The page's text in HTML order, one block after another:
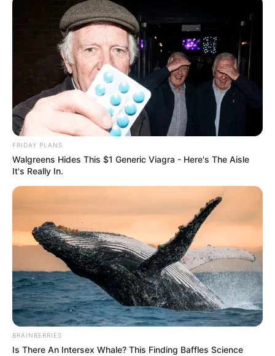
แห่งดวงดาวที่มีความหมาย
มงคล
พระจันทร์ยิ้ม หรือชื่อเรียกแบบไทยๆว่า "ดาวเคียงเดือน" กำลังจะโคจร
มาสร้างรอยยิ้มให้กับเราอีกครั้ง ในวันที่ 20 มิถุนายน 2558 หลังจากที่
เคยสร้างความฮือฮาแบบแบ๊วๆไว้เมื่อปลายปี 2551
Home/ดูดวง/ พระจันทร์ยิ้ม! ปรากฏการณ์แห่งดวงดาวที่มีความหมาย
มงคล
แบ่งปัน
พระจันทร์ยิ้มหรือชื่อเรียกแบบไทยๆว่า “ดาวเคียงเดือน”
กำลังจะโคจรมาสร้างรอยยิ้มให้กับเราอีกครั้ง ในวันที่ 20
มิถุนายน 2558หลังจากที่เคยสร้างความฮือฮาแบบแบ๊วๆ
ไว้เมื่อปลายปี 2551
FRIDAY PLANS
Walgreens Hides This $1 Generic Viagra - Here's The Aisle
It's Really In.
BRAINBERRIES
Is There An Intersex Whale? This Finding Baffles Science